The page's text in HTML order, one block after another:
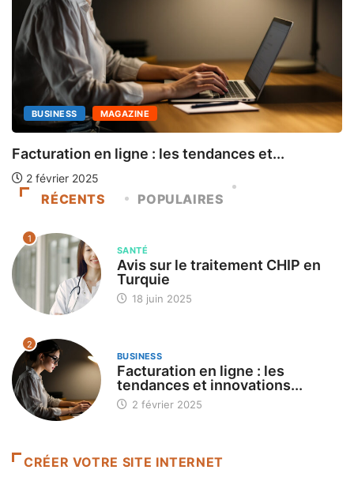
BUSINESS MAGAZINE
Facturation en ligne : les tendances et...
2 février 2025
RÉCENTS POPULAIRES
1
SANTÉ
Avis sur le traitement CHIP en
Turquie
18 juin 2025
2
BUSINESS
Facturation en ligne : les
tendances et innovations...
2 février 2025
CRÉER VOTRE SITE INTERNET